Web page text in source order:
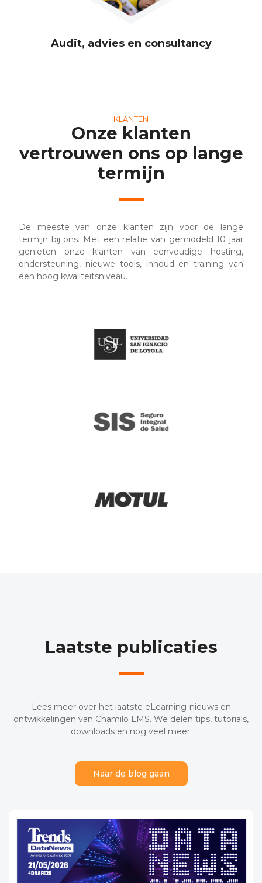
Audit, advies en consultancy
KLANTEN
Onze klanten
vertrouwen ons op lange
termijn
De meeste van onze klanten zijn voor de lange
termijn bij ons. Met een relatie van gemiddeld 10 jaar
genieten onze klanten van eenvoudige hosting,
ondersteuning, nieuwe tools, inhoud en training van
een hoog kwaliteitsniveau.
Laatste publicaties
Lees meer over het laatste eLearning-nieuws en
ontwikkelingen van Chamilo LMS. We delen tips, tutorials,
downloads en nog veel meer.
Naar de blog gaan